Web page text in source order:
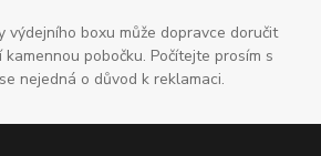
výdejního boxu může dopravce doručit
pobočku. Počítejte prosím s
nejedná o důvod k reklamaci.